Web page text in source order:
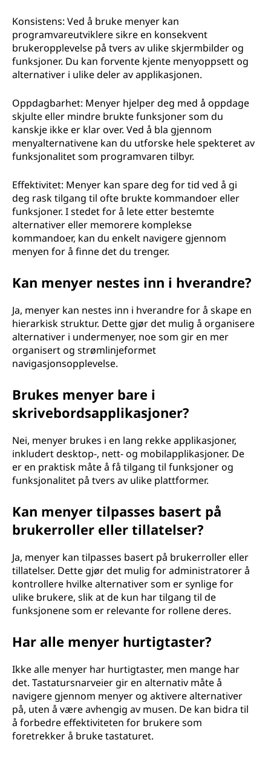
Konsistens: Ved å bruke menyer kan
programvareutviklere sikre en konsekvent
brukeropplevelse på tvers av ulike skjermbilder og
funksjoner. Du kan forvente kjente menyoppsett og
alternativer i ulike deler av applikasjonen.
Oppdagbarhet: Menyer hjelper deg med å oppdage
skjulte eller mindre brukte funksjoner som du
kanskje ikke er klar over. Ved å bla gjennom
menyalternativene kan du utforske hele spekteret av
funksjonalitet som programvaren tilbyr.
Effektivitet: Menyer kan spare deg for tid ved å gi
deg rask tilgang til ofte brukte kommandoer eller
funksjoner. I stedet for å lete etter bestemte
alternativer eller memorere komplekse
kommandoer, kan du enkelt navigere gjennom
menyen for å finne det du trenger.
Kan menyer nestes inn i hverandre?
Ja, menyer kan nestes inn i hverandre for å skape en
hierarkisk struktur. Dette gjør det mulig å organisere
alternativer i undermenyer, noe som gir en mer
organisert og strømlinjeformet
navigasjonsopplevelse.
Brukes menyer bare i
skrivebordsapplikasjoner?
Nei, menyer brukes i en lang rekke applikasjoner,
inkludert desktop-, nett- og mobilapplikasjoner. De
er en praktisk måte å få tilgang til funksjoner og
funksjonalitet på tvers av ulike plattformer.
Kan menyer tilpasses basert på
brukerroller eller tillatelser?
Ja, menyer kan tilpasses basert på brukerroller eller
tillatelser. Dette gjør det mulig for administratorer å
kontrollere hvilke alternativer som er synlige for
ulike brukere, slik at de kun har tilgang til de
funksjonene som er relevante for rollene deres.
Har alle menyer hurtigtaster?
Ikke alle menyer har hurtigtaster, men mange har
det. Tastatursnarveier gir en alternativ måte å
navigere gjennom menyer og aktivere alternativer
på, uten å være avhengig av musen. De kan bidra til
å forbedre effektiviteten for brukere som
foretrekker å bruke tastaturet.